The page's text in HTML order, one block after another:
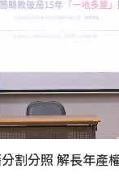
割分照 解長年產